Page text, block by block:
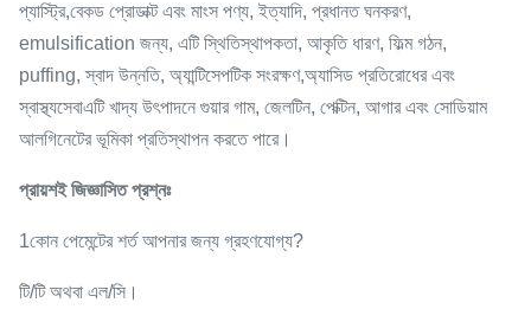
প্যাস্ট্রি,বেকড প্রোডাক্ট এবং মাংস পণ্য, ইত্যাদি, প্রধানত ঘনকরণ,
emulsification জন্য, এটি স্থিতিস্থাপকতা, আকৃতি ধারণ, ফিল্ম গঠন,
puffing, স্বাদ উন্নতি, অ্যান্টিসেপটিক সংরক্ষণ,অ্যাসিড প্রতিরোধের এবং
স্বাস্থ্যসেবাএটি খাদ্য উৎপাদনে গুয়ার গাম, জেলটিন, পেক্টিন, আগার এবং সোডিয়াম
আলগিনেটের ভূমিকা প্রতিস্থাপন করতে পারে।
প্রায়শই জিজ্ঞাসিত প্রশ্নঃ
1কোন পেমেন্টের শর্ত আপনার জন্য গ্রহণযোগ্য?
টি/টি অথবা এল/সি।